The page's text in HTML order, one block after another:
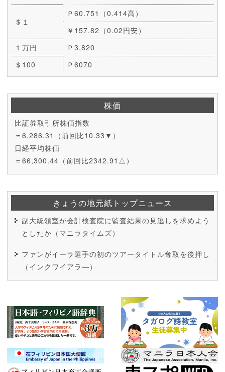
＄１
Ｐ60.751（0.414高）
￥157.82（0.02円安）
１万円
Ｐ3,820
＄100
Ｐ6070
株価
比証券取引所株価指数
＝6,286.31（前回比10.33▼）
日経平均株価
＝66,300.44（前回比2342.91△）
きょうの地元紙トップニュース
副大統領室が会計検査院に監査結果の見逃しを求めよう
としたか（マニラタイムズ）
ファンがイーラ選手の初のツアータイトル奪取を後押し
（インクワイアラ―）